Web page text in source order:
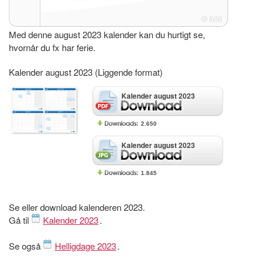
Med denne august 2023 kalender kan du hurtigt se,
hvornår du fx har ferie.
Kalender august 2023 (Liggende format)
Kalender august 2023
2.650
Kalender august 2023
1.845
Se eller download kalenderen 2023.
Gå til
Kalender 2023.
Se også Helligdage 2023.